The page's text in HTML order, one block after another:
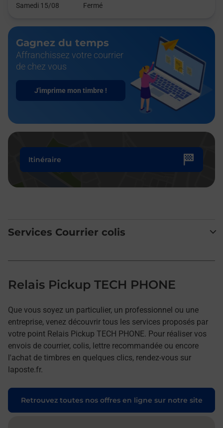
Samedi 15/08
Fermé
Gagnez du temps
Affranchissez votre courrier
de chez vous
J'imprime mon timbre !
Itinéraire
Services Courrier colis
Relais Pickup TECH PHONE
Que vous soyez un particulier, un professionnel ou une
entreprise, venez découvrir tous les services proposés par
votre point Relais Pickup TECH PHONE. Pour réaliser vos
envois de courrier, colis, lettre recommandée ou encore
l'achat de timbres en quelques clics, rendez-vous sur
laposte.fr.
Retrouvez toutes nos offres en ligne sur notre site